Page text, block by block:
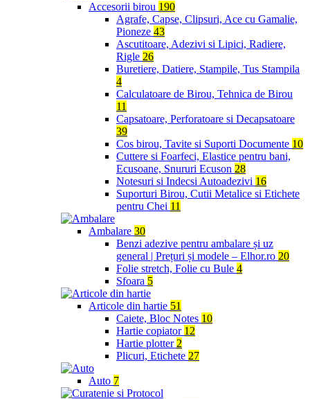
Accesorii birou 190
Agrafe, Capse, Clipsuri, Ace cu Gamalie,
Pioneze 43
Ascutitoare, Adezivi si Lipici, Radiere,
Rigle 26
Buretiere, Datiere, Stampile, Tus Stampila
4
Calculatoare de Birou, Tehnica de Birou
11
Capsatoare, Perforatoare si Decapsatoare
39
Cos birou, Tavite si Suporti Documente 10
Cuttere si Foarfeci, Elastice pentru bani,
Ecusoane, Snururi Ecuson 28
Notesuri si Indecsi Autoadezivi 16
Suporturi Birou, Cutii Metalice si Etichete
pentru Chei 11
Ambalare 30
Benzi adezive pentru ambalare și uz
general | Prețuri și modele – Elhor.ro 20
Folie stretch, Folie cu Bule 4
Sfoara 5
Articole din hartie 51
Caiete, Bloc Notes 10
Hartie copiator 12
Hartie plotter 2
Plicuri, Etichete 27
Auto 7